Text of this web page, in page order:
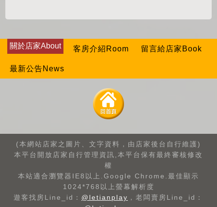
關於店家About 客房介紹Room 留言給店家Book
最新公告News
(本網站店家之圖片、文字資料，由店家後台自行維護)
本平台開放店家自行管理資訊,本平台保有最終審核修改
權
本站適合瀏覽器IE8以上.Google Chrome.最佳顯示
1024*768以上螢幕解析度
遊客找房Line_id： @letianplay ，老闆賣房Line_id：